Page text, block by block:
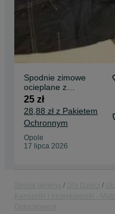
Spodnie zimowe
ocieplane z
podszewką nowe
Liegelind roz. 80
25 zł
28,88 zł z Pakietem
Ochronnym
Opole
17 lipca 2026